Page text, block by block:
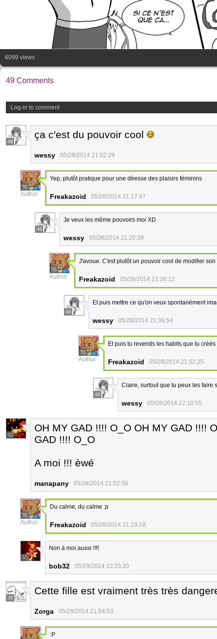
6099 views
49 Comments
Log-in to comment
46
ça c'est du pouvoir cool
wessy 05/28/2014 21:02:29
35
Author
Yep, plutôt pratique pour une déesse des plaisirs féminins
Freakazoid 05/28/2014 21:17:47
46
Je veux les même pouvoirs moi XD
wessy 05/28/2014 21:20:39
35
Author
J'avoue. C'est plutôt un pouvoir cool de modifier
Freakazoid 05/28/2014 21:26:12
46
Et puis mettre ce qu'on veux spontanément
wessy 05/28/2014 21:39:54
35
Author
Et puis tu revends les habits que tu
Freakazoid 05/28/2014 21:52:25
46
Claire, surtout que tu peux les faire
wessy 05/28/2014 22:10:55
42
OH MY GAD !!!! O_O OH MY GAD !!!!
GAD !!!! O_O
A moi !!! èwé
manapany 05/28/2014 21:02:56
35
Author
Du calme, du calme :p
Freakazoid 05/28/2014 21:19:18
32
Non à moi aussi !!!!
bob32 05/29/2014 13:25:20
38
Cette fille est vraiment très très
Zorga 05/28/2014 21:04:53
:P